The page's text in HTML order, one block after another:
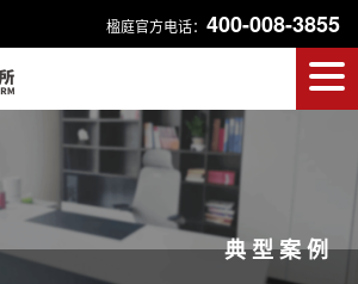
楹庭官方电话： 400-008-3855
典型案例